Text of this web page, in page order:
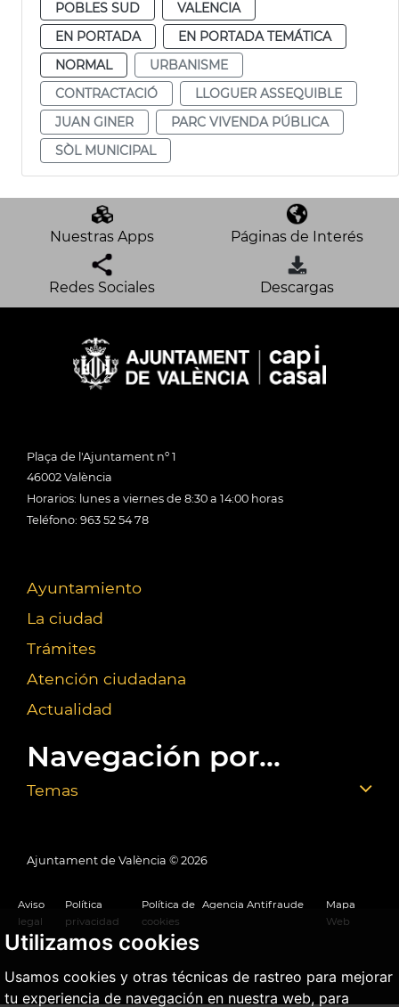
Utilizamos cookies
Usamos cookies y otras técnicas de rastreo para mejorar
tu experiencia de navegación en nuestra web, para
POBLES SUD
VALENCIA
EN PORTADA
EN PORTADA TEMÁTICA
NORMAL
URBANISME
CONTRACTACIÓ
LLOGUER ASSEQUIBLE
JUAN GINER
PARC VIVENDA PÚBLICA
SÒL MUNICIPAL
Nuestras Apps Páginas de Interés
Redes Sociales Descargas
Plaça de l'Ajuntament nº 1
46002 València
Horarios: lunes a viernes de 8:30 a 14:00 horas
Teléfono: 963 52 54 78
Ayuntamiento
La ciudad
Trámites
Atención ciudadana
Actualidad
Navegación por...
Temas
Ajuntament de València © 2026
Aviso
legal
Política
privacidad
Política de
cookies
Agencia Antifraude
Mapa
Web